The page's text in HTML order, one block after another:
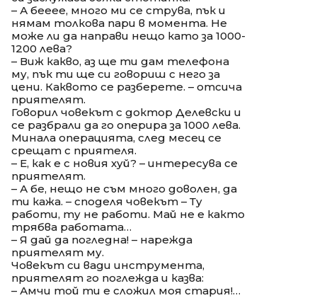
– А бееее, много ми се струва, пък и
нямам толкова пари в момента. Не
може ли да направи нещо като за 1000-
1200 лева?
– Виж какво, аз ще ти дам телефона
му, пък ти ще си говориш с него за
цени. Каквото се разберете. – отсича
приятелят.
Говорил човекът с доктор Делевски и
се разбрали да го оперира за 1000 лева.
Минала операцията, след месец се
срещат с приятеля.
– Е, как е с новия хуй? – интересува се
приятелят.
– А бе, нещо не съм много доволен, да
ти кажа. – споделя човекът – Ту
работи, ту не работи. Май не е както
трябва работата…
– Я дай да погледна! – нарежда
приятелят му.
Човекът си вади инструмента,
приятелят го поглежда и казва:
– Амчи той ти е сложил моя стария!…